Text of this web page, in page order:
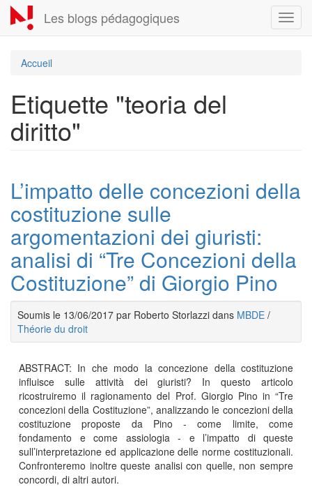
Aller
au
contenu
Les blogs pédagogiques
Accueil
Etiquette "teoria del
diritto"
L’impatto delle concezioni della
costituzione sulle
argomentazioni dei giuristi:
analisi di “Tre Concezioni della
Costituzione” di Giorgio Pino
Soumis le 13/06/2017 par Roberto Storlazzi dans MBDE /
Théorie du droit
ABSTRACT: In che modo la concezione della costituzione
influisce sulle attività dei giuristi? In questo articolo
ricostruiremo il ragionamento del Prof. Giorgio Pino in “Tre
concezioni della Costituzione”, analizzando le concezioni della
costituzione proposte da Pino - come limite, come
fondamento e come assiologia - e l’impatto di queste
sull’interpretazione ed applicazione delle norme costituzionali.
Confronteremo inoltre queste analisi con quelle, non sempre
concordi, di altri autori.